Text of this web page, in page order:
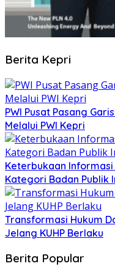
Berita Kepri
PWI Pusat Pasang
Melalui PWI Kepri
Keterbukaan
Kategori Badan Publik
Transformasi Hukum
Jelang KUHP Berlaku
Berita Popular